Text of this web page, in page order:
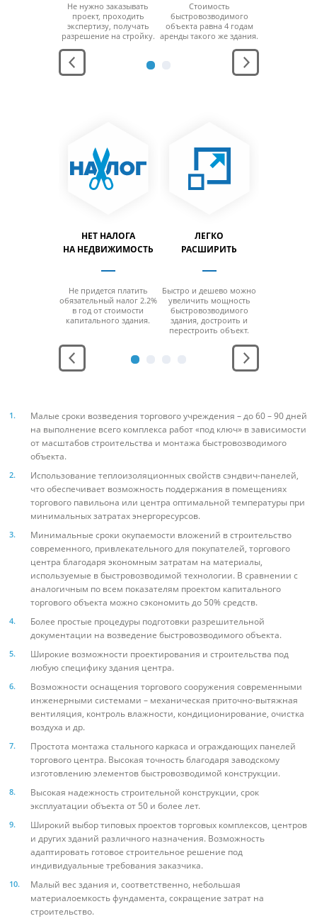
Не нужно заказывать
проект, проходить
экспертизу, получать
разрешение на стройку.
Стоимость
быстровозводимого
объекта равна 4 годам
аренды такого же здания.
НЕТ НАЛОГА
НА НЕДВИЖИМОСТЬ
Не придется платить
обязательный налог 2.2%
в год от стоимости
капитального здания.
ЛЕГКО
РАСШИРИТЬ
Быстро и дешево можно
увеличить мощность
быстровозводимого
здания, достроить и
перестроить объект.
Малые сроки возведения торгового учреждения – до 60 – 90 дней
на выполнение всего комплекса работ «под ключ» в зависимости
от масштабов строительства и монтажа быстровозводимого
объекта.
Использование теплоизоляционных свойств сэндвич-панелей,
что обеспечивает возможность поддержания в помещениях
торгового павильона или центра оптимальной температуры при
минимальных затратах энергоресурсов.
Минимальные сроки окупаемости вложений в строительство
современного, привлекательного для покупателей, торгового
центра благодаря экономным затратам на материалы,
используемые в быстровозводимой технологии. В сравнении с
аналогичным по всем показателям проектом капитального
торгового объекта можно сэкономить до 50% средств.
Более простые процедуры подготовки разрешительной
документации на возведение быстровозводимого объекта.
Широкие возможности проектирования и строительства под
любую специфику здания центра.
Возможности оснащения торгового сооружения современными
инженерными системами – механическая приточно-вытяжная
вентиляция, контроль влажности, кондиционирование, очистка
воздуха и др.
Простота монтажа стального каркаса и ограждающих панелей
торгового центра. Высокая точность благодаря заводскому
изготовлению элементов быстровозводимой конструкции.
Высокая надежность строительной конструкции, срок
эксплуатации объекта от 50 и более лет.
Широкий выбор типовых проектов торговых комплексов, центров
и других зданий различного назначения. Возможность
адаптировать готовое строительное решение под
индивидуальные требования заказчика.
Малый вес здания и, соответственно, небольшая
материалоемкость фундамента, сокращение затрат на
строительство.